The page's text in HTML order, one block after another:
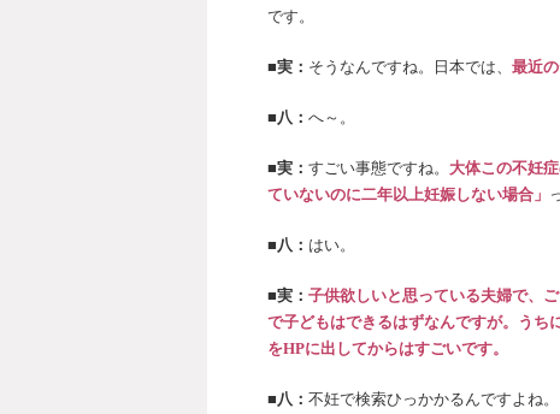
です。
■実： そうなんですね。日本では、 最近
■八： へ～。
■実： すごい事態ですね。 大体この不妊
ていないのに二年以上妊娠しない場合」
■八： はい。
■実： 子供欲しいと思っている夫婦で、
で子どもはできるはずなんですが。うち
をHPに出してからはすごいです。
■八： 不妊で検索ひっかかるんですよね。